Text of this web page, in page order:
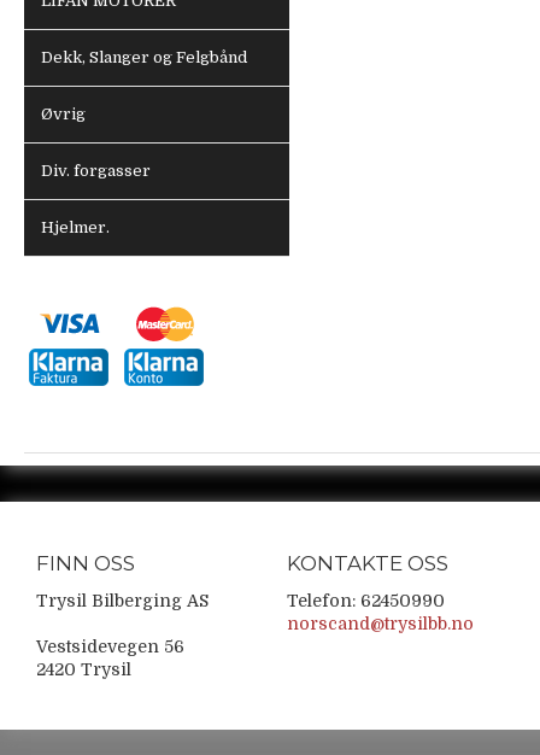
Dekk, Slanger og Felgbånd
Øvrig
Div. forgasser
Hjelmer.
FINN OSS
Trysil Bilberging AS
Vestsidevegen 56
2420 Trysil
KONTAKTE OSS
Telefon: 62450990
norscand@trysilbb.no